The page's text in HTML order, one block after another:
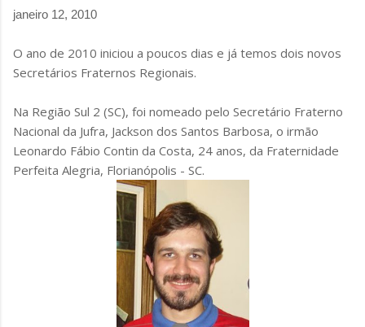
janeiro 12, 2010
O ano de 2010 iniciou a poucos dias e já temos dois novos
Secretários Fraternos Regionais.
Na Região Sul 2 (SC), foi nomeado pelo Secretário Fraterno
Nacional da Jufra, Jackson dos Santos Barbosa, o irmão
Leonardo Fábio Contin da Costa, 24 anos, da Fraternidade
Perfeita Alegria, Florianópolis - SC.